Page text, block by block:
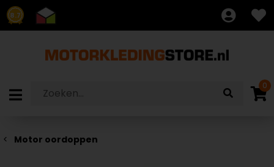
8.7
0
Motor oordoppen